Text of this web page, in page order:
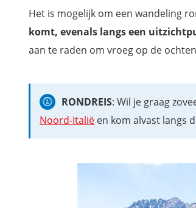
Het is mogelijk om een wandeling
komt, evenals langs een
aan te raden om vroeg op de
RONDREIS: Wil je graag
Noord-Italië en kom alvast langs